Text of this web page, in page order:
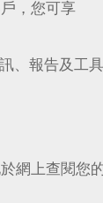
，您可享
、報告及工具
網上查閱您